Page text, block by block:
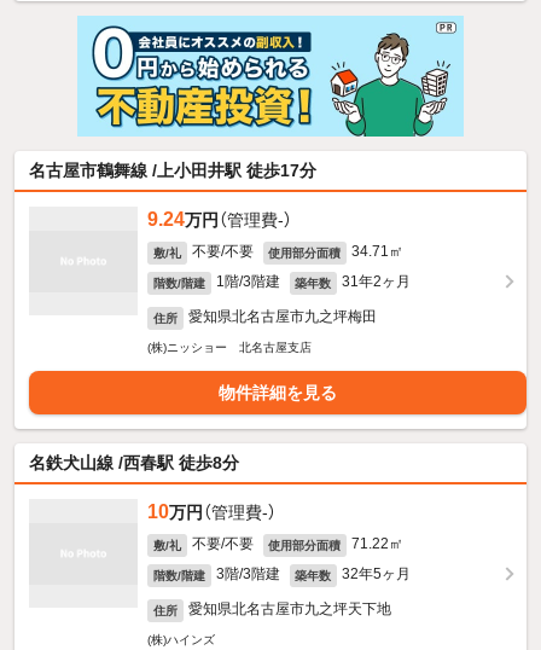
名古屋市鶴舞線 /上小田井駅 徒歩17分
9.24万円 （管理費-）
敷/礼 不要/不要 使用部分面積 34.71㎡
階数/階建 1階/3階建 築年数 31年2ヶ月
住所 愛知県北名古屋市九之坪梅田
(株)ニッショー 北名古屋支店
物件詳細を見る
名鉄犬山線 /西春駅 徒歩8分
10万円 （管理費-）
敷/礼 不要/不要 使用部分面積 71.22㎡
階数/階建 3階/3階建 築年数 32年5ヶ月
住所 愛知県北名古屋市九之坪天下地
(株)ハインズ